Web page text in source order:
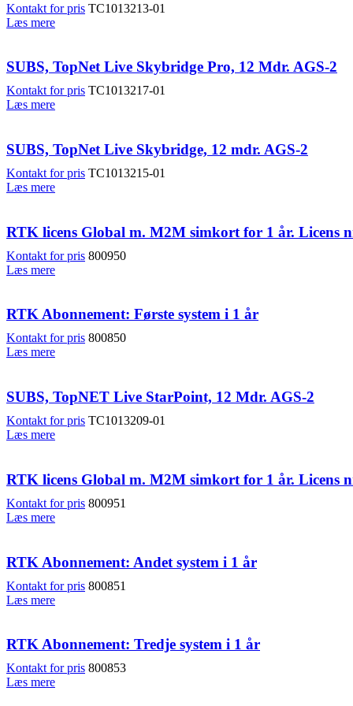
Kontakt for pris TC1013213-01
Læs mere
SUBS, TopNet Live Skybridge Pro, 12 Mdr. AGS-2
Kontakt for pris TC1013217-01
Læs mere
SUBS, TopNet Live Skybridge, 12 mdr. AGS-2
Kontakt for pris TC1013215-01
Læs mere
RTK licens Global m. M2M simkort for 1 år. Licens
Kontakt for pris 800950
Læs mere
RTK Abonnement: Første system i 1 år
Kontakt for pris 800850
Læs mere
SUBS, TopNET Live StarPoint, 12 Mdr. AGS-2
Kontakt for pris TC1013209-01
Læs mere
RTK licens Global m. M2M simkort for 1 år. Licens
Kontakt for pris 800951
Læs mere
RTK Abonnement: Andet system i 1 år
Kontakt for pris 800851
Læs mere
RTK Abonnement: Tredje system i 1 år
Kontakt for pris 800853
Læs mere